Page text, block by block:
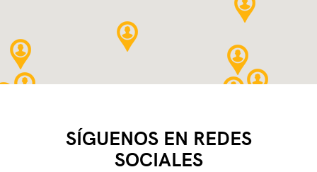
SÍGUENOS EN REDES
SOCIALES